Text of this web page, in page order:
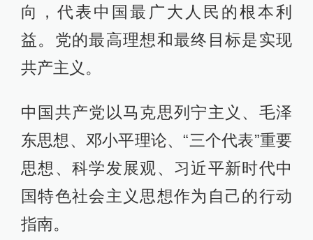
向，代表中国最广大人民的根本利
益。党的最高理想和最终目标是实现
共产主义。
中国共产党以马克思列宁主义、毛泽
东思想、邓小平理论、“三个代表”重要
思想、科学发展观、习近平新时代中
国特色社会主义思想作为自己的行动
指南。